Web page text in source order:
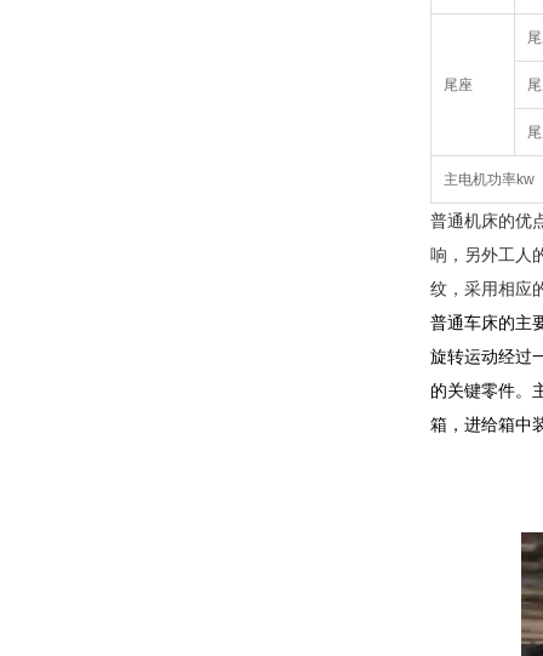
尾座
主电机功率kw
普通机床的优
响，另外工人
纹，采用相应
普通车床的主
旋转运动经过
的关键零件。
箱，进给箱中